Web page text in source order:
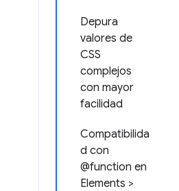
Depura
valores de
CSS
complejos
con mayor
facilidad
Compatibilida
d con
@function en
Elements >